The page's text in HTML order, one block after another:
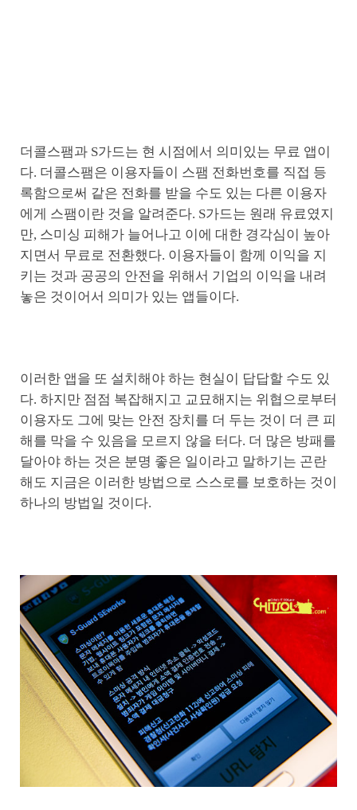
더콜스팸과 S가드는 현 시점에서 의미있는 무료 앱이
다. 더콜스팸은 이용자들이 스팸 전화번호를 직접 등
록함으로써 같은 전화를 받을 수도 있는 다른 이용자
에게 스팸이란 것을 알려준다. S가드는 원래 유료였지
만, 스미싱 피해가 늘어나고 이에 대한 경각심이 높아
지면서 무료로 전환했다. 이용자들이 함께 이익을 지
키는 것과 공공의 안전을 위해서 기업의 이익을 내려
놓은 것이어서 의미가 있는 앱들이다.
이러한 앱을 또 설치해야 하는 현실이 답답할 수도 있
다. 하지만 점점 복잡해지고 교묘해지는 위협으로부터
이용자도 그에 맞는 안전 장치를 더 두는 것이 더 큰 피
해를 막을 수 있음을 모르지 않을 터다. 더 많은 방패를
달아야 하는 것은 분명 좋은 일이라고 말하기는 곤란
해도 지금은 이러한 방법으로 스스로를 보호하는 것이
하나의 방법일 것이다.